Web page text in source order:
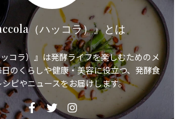
（ハッコラ）』とは
コラ）』は発酵ライフを楽しむためのメ
のくらしや健康・美容に役立つ、発酵食
ピやニュースをお届けします。